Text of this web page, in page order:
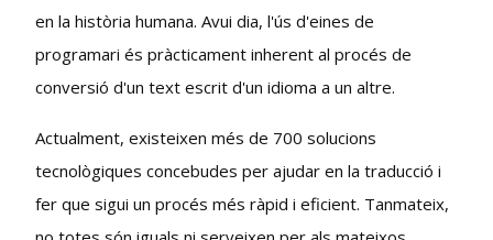
en la història humana. Avui dia, l'ús d'eines de
programari és pràcticament inherent al procés de
conversió d'un text escrit d'un idioma a un altre.
Actualment, existeixen més de 700 solucions
tecnològiques concebudes per ajudar en la traducció i
fer que sigui un procés més ràpid i eficient. Tanmateix,